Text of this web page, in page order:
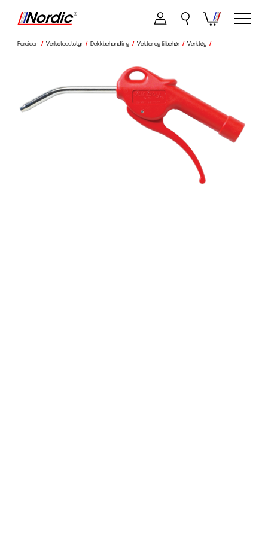
Forsiden / Verkstedutstyr / Dekkbehandling / Vekter og tilbehør / Verktøy /